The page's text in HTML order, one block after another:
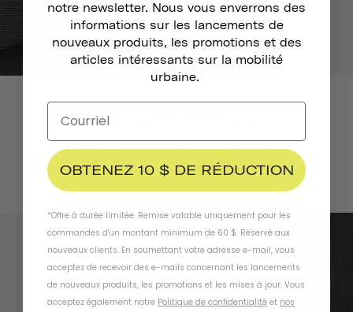
Boucle Soft Touch
Bandoulière avec boucle douce au toucher pour
plus de commodité et de confort.
notre newsletter. Nous vous enverrons des
informations sur les lancements de
nouveaux produits, les promotions et des
articles intéressants sur la mobilité
urbaine.
OBTENEZ 10 $ DE RÉDUCTION
*Offre à durée limitée. Remise valable uniquement pour les
commandes d'un montant minimum de 60 $. Réservé aux
nouveaux clients. En soumettant votre adresse e-mail, vous
acceptez de recevoir des e-mails concernant les lancements
de nouveaux produits, les promotions et les mises à jour. Vous
acceptez également notre Politique de confidentialité et nos